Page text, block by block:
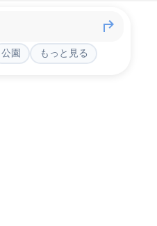
公園 もっと見る